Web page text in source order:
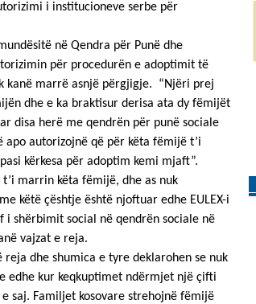
i institucioneve serbe për
në Qendra për Punë dhe
për procedurën e adoptimit të
kanë marrë asnjë përgjigje. “Njëri prej
dhe e ka braktisur derisa ata dy fëmijët
disa herë me qendrën për punë sociale
autorizojnë që për këta fëmijë t’i
kërkesa për adoptim kemi mjaft”.
marrin këta fëmijë, dhe as nuk
këtë çështje është njoftuar edhe EULEX-i
i shërbimit social në qendrën sociale në
vajzat e reja.
dhe shumica e tyre deklarohen se nuk
edhe kur keqkuptimet ndërmjet një çifti
saj. Familjet kosovare strehojnë fëmijë